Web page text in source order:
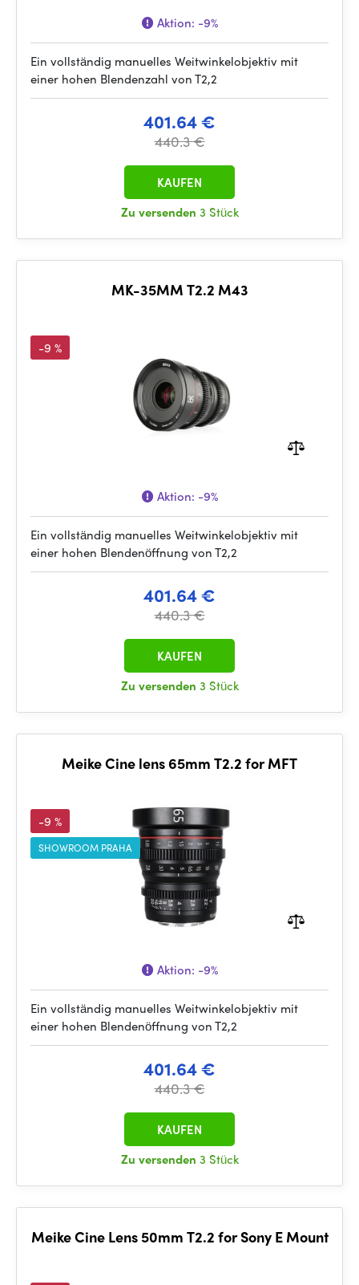
Aktion: -9%
Ein vollständig manuelles Weitwinkelobjektiv mit
einer hohen Blendenzahl von T2,2
401.64 €
440.3 €
Zu versenden 3 Stück
KAUFEN
MK-35MM T2.2 M43
-9 %
Aktion: -9%
Ein vollständig manuelles Weitwinkelobjektiv mit
einer hohen Blendenöffnung von T2,2
401.64 €
440.3 €
Zu versenden 3 Stück
KAUFEN
Meike Cine lens 65mm T2.2 for MFT
-9 %
SHOWROOM PRAHA
Aktion: -9%
Ein vollständig manuelles Weitwinkelobjektiv mit
einer hohen Blendenöffnung von T2,2
401.64 €
440.3 €
Zu versenden 3 Stück
KAUFEN
Meike Cine Lens 50mm T2.2 for Sony E Mount